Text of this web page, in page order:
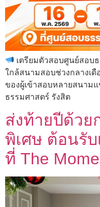
เตรียมตัวสอบศูนย์สอบ
ใกล้สนามสอบช่วงกลางเ
ของผู้เข้าสอบหลายสนาม
ธรรมศาสตร์ รังสิต
ส่งท้ายปีด้วย
พิเศษ ต้อนรั
ที่ The